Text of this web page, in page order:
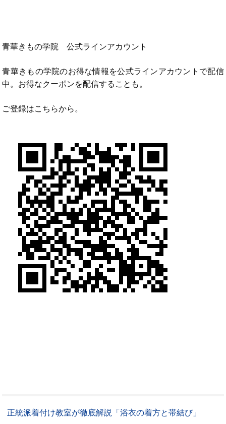
青華きもの学院 公式ラインアカウント
青華きもの学院のお得な情報を公式ラインアカウントで配信
中。お得なクーポンを配信することも。
ご登録はこちらから。
正統派着付け教室が徹底解説「浴衣の着方と帯結び」